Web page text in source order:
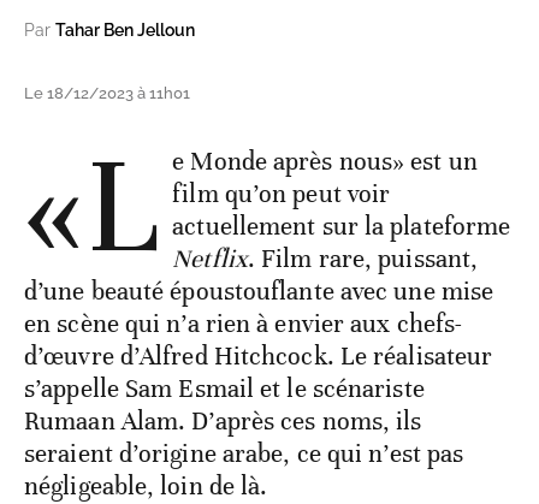
Par Tahar Ben Jelloun
Le 18/12/2023 à 11h01
«L e Monde après nous» est un
film qu’on peut voir
actuellement sur la plateforme
Netflix. Film rare, puissant,
d’une beauté époustouflante avec une mise
en scène qui n’a rien à envier aux chefs-
d’œuvre d’Alfred Hitchcock. Le réalisateur
s’appelle Sam Esmail et le scénariste
Rumaan Alam. D’après ces noms, ils
seraient d’origine arabe, ce qui n’est pas
négligeable, loin de là.